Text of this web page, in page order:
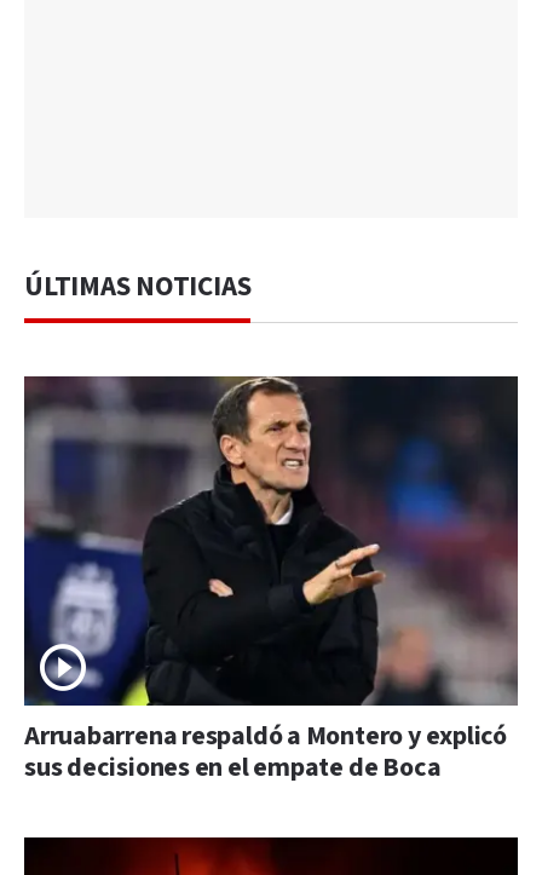
ÚLTIMAS NOTICIAS
Arruabarrena respaldó a Montero y explicó
sus decisiones en el empate de Boca